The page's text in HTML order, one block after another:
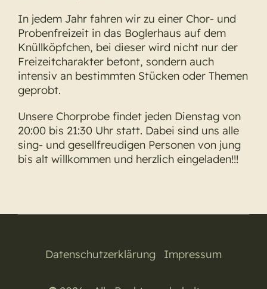
In jedem Jahr fahren wir zu einer Chor- und
Probenfreizeit in das Boglerhaus auf dem
Knüllköpfchen, bei dieser wird nicht nur der
Freizeitcharakter betont, sondern auch
intensiv an bestimmten Stücken oder Themen
geprobt.
Unsere Chorprobe findet jeden Dienstag von
20:00 bis 21:30 Uhr statt. Dabei sind uns alle
sing- und gesellfreudigen Personen von jung
bis alt willkommen und herzlich eingeladen!!!
Datenschutzerklärung Impressum